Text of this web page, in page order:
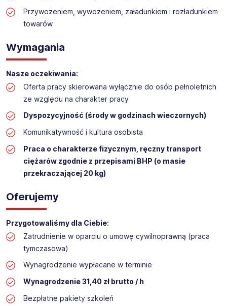
stanowisko:
WYKŁADANIE TOWARU w sklepie kosmetycznym
Lokalizacja: Sieniawa
Przywożeniem, wywożeniem, załadunkiem i rozładunkiem
towarów
Wymagania
Nasze oczekiwania:
Oferta pracy skierowana wyłącznie do osób pełnoletnich
ze względu na charakter pracy
Dyspozycyjność (środy w godzinach wieczornych)
Komunikatywność i kultura osobista
Praca o charakterze fizycznym, ręczny transport
ciężarów zgodnie z przepisami BHP (o masie
przekraczającej 20 kg)
Oferujemy
Przygotowaliśmy dla Ciebie:
Zatrudnienie w oparciu o umowę cywilnoprawną (praca
tymczasowa)
Wynagrodzenie wypłacane w terminie
Wynagrodzenie 31,40 zł brutto / h
Bezpłatne pakiety szkoleń